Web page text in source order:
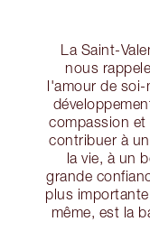
La Saint-
nous
l'amour de soi-
compassion et
contribuer à
la vie, à un
grande
plus
même, est la